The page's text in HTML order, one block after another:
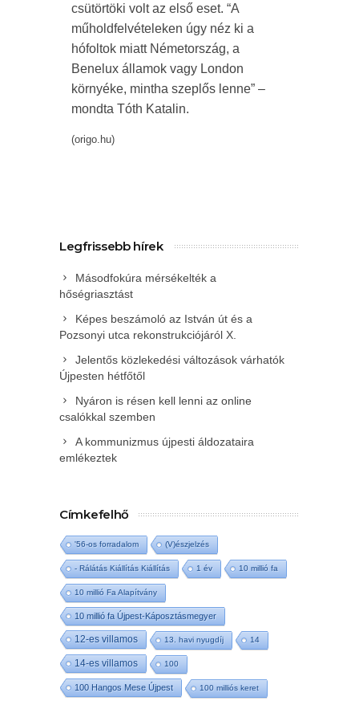
csütörtöki volt az első eset. “A
műholdfelvételeken úgy néz ki a
hófoltok miatt Németország, a
Benelux államok vagy London
környéke, mintha szeplős lenne” –
mondta Tóth Katalin.
(origo.hu)
Legfrissebb hírek
Másodfokúra mérsékelték a
hőségriasztást
Képes beszámoló az István út és a
Pozsonyi utca rekonstrukciójáról X.
Jelentős közlekedési változások várhatók
Újpesten hétfőtől
Nyáron is résen kell lenni az online
csalókkal szemben
A kommunizmus újpesti áldozataira
emlékeztek
Címkefelhő
'56-os forradalom (V)észjelzés
- Rálátás Kiállítás Kiállítás 1 év 10 millió fa
10 millió Fa Alapítvány
10 millió fa Újpest-Káposztásmegyer
12-es villamos 13. havi nyugdíj 14
14-es villamos 100
100 Hangos Mese Újpest 100 milliós keret